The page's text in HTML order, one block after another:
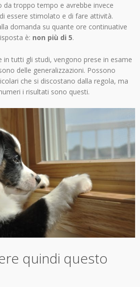
da troppo tempo e avrebbe invece
essere stimolato e di fare attività.
domanda su quante ore continuative
è: non più di 5.
in tutti gli studi, vengono prese in esame
delle generalizzazioni. Possono
che si discostano dalla regola, ma
i risultati sono questi.
quindi questo